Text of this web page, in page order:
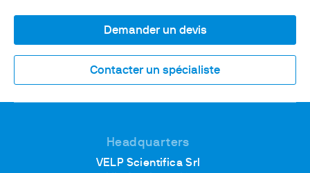
Demander un devis
Contacter un spécialiste
Headquarters
VELP Scientifica Srl